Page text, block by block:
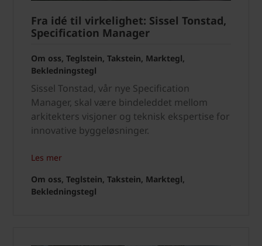
Fra idé til virkelighet: Sissel Tonstad,
Specification Manager
Om oss, Teglstein, Takstein, Marktegl,
Bekledningstegl
Sissel Tonstad, vår nye Specification
Manager, skal være bindeleddet mellom
arkitekters visjoner og teknisk ekspertise for
innovative byggeløsninger.
Les mer
Om oss, Teglstein, Takstein, Marktegl,
Bekledningstegl